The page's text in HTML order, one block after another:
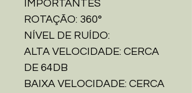
IMPORTANTES
ROTAÇÃO: 360°
NÍVEL DE RUÍDO:
ALTA VELOCIDADE: CERCA
DE 64DB
BAIXA VELOCIDADE: CERCA